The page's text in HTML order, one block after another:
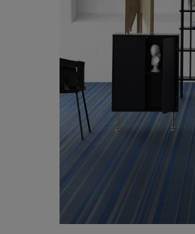
Tietoa meistä
Yhteystiedot
Pattern Tile Tool
Valitse maa